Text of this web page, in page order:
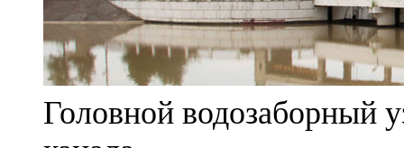
Головной водозаборный